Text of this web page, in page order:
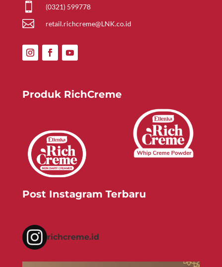
 (0321) 599778
 retail.richcreme@LNK.co.id
Produk RichCreme
Post Instagram Terbaru
richcreme.id